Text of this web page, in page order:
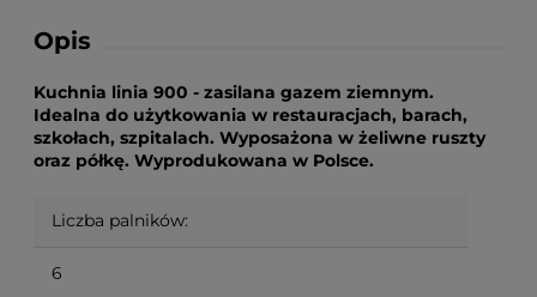
Opis
Kuchnia linia 900 - zasilana gazem ziemnym.
Idealna do użytkowania w restauracjach, barach,
szkołach, szpitalach. Wyposażona w żeliwne ruszty
oraz półkę. Wyprodukowana w Polsce.
Liczba palników:
6